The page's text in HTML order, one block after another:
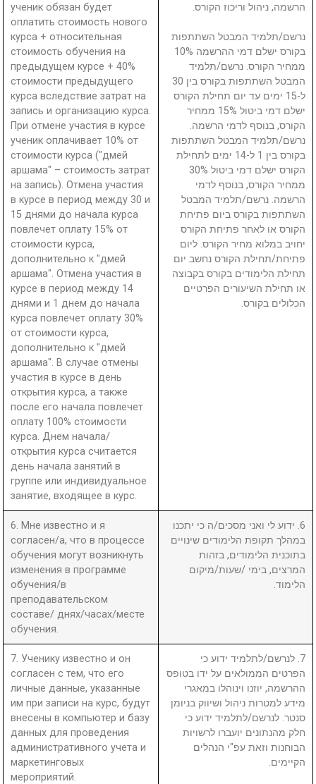
ученик обязан будет
оплатить стоимость нового
курса + относительная
стоимость обучения на
предыдущем курсе + 40%
стоимости предыдущего
курса вследствие затрат на
запись и организацию курса.
При отмене участия в курсе
ученик оплачивает 10% от
стоимости курса ("дмей
аршама" – стоимость затрат
на запись). Отмена участия
в курсе в период между 30 и
15 днями до начала курса
повлечет оплату 15% от
стоимости курса,
дополнительно к "дмей
аршама". Отмена участия в
курсе в период между 14
днями и 1 днем до начала
курса повлечет оплату 30%
от стоимости курса,
дополнительно к "дмей
аршама". В случае отмены
участия в курсе в день
открытия курса, а также
после его начала повлечет
оплату 100% стоимости
курса. Днем начала/
открытия курса считается
день начала занятий в
группе или индивидуальное
занятие, входящее в курс.
הרשמה, ניהול וריכוז הקורס.
נרשם/תלמיד המבטל השתתפות
בקורס ישלם דמי ההרשמה 10%
ממחיר הקורס. נרשם/תלמיד
המבטל השתתפות בקורס בין 30
ל-15 ימים עד יום תחילת הקורס
ישלם דמי ביטול 15% ממחיר
הקורס, בנוסף לדמי הרשמה.
נרשם/תלמיד המבטל השתתפות
בקורס בין 1 ל-14 ימים לתחילת
הקורס ישלם דמי ביטול 30%
ממחיר הקורס, בנוסף לדמי
הרשמה. נרשם/תלמיד המבטל
השתתפות בקורס ביום פתיחת
הקורס או לאחר פתיחת הקורס
יחויב במלוא מחיר הקורס. ליום
פתיחת/תחילת הקורס נחשב יום
תחילת הלימודים בקורס בקבוצה
או תחילת השיעורים הפרטיים
הכלולים בקורס.
6. Мне известно и я
согласен/а, что в процессе
обучения могут возникнуть
изменения в программе
обучения/в
преподавательском
составе/ днях/часах/месте
обучения.
6. ידוע לי ואני מסכים/ה כי יתכנו
במהלך תקופת הלימודים שינויים
בתוכנית הלימודים, בזהות
המרצים, בימי /שעות/מיקום
הלימוד.
7. Ученику известно и он
согласен с тем, что его
личные данные, указанные
им при записи на курс, будут
внесены в компьютер и базу
данных для проведения
административного учета и
маркетинговых
мероприятий.
7. לנרשם/לתלמיד ידוע כי
הפרטים הממולאים על ידו בטופס
ההרשמה, יוזנו וינוהלו במאגרי
מידע למטרות ניהול ושיווק בניומן
סנטר. לנרשם/לתלמיד ידוע כי
חלק מהנתונים יועברו לרשויות
הבוחנות וזאת עפ"י הנהלים
הקיימים.